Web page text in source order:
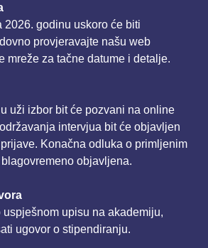
2026. godinu uskoro će biti
provjeravajte našu web
mreže za tačne datume i detalje.
uži izbor bit će pozvani na online
intervjua bit će objavljen
Konačna odluka o primljenim
objavljena.
upisu na akademiju,
ugovor o stipendiranju.